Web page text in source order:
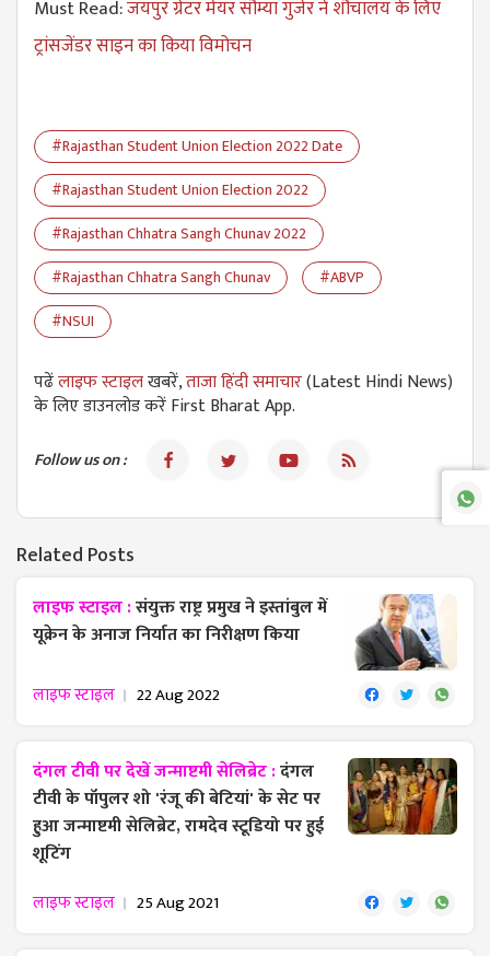
Must Read:जयपुर ग्रेटर मेयर सौम्या गुर्जर ने शौचालय के लिए
ट्रांसजेंडर साइन का किया विमोचन
#Rajasthan Student Union Election 2022 Date
#Rajasthan Student Union Election 2022
#Rajasthan Chhatra Sangh Chunav 2022
#Rajasthan Chhatra Sangh Chunav
#ABVP
#NSUI
पढेंलाइफ स्टाइलखबरें,ताजा हिंदी समाचार(Latest Hindi News)
के लिए डाउनलोड करें First Bharat App.
Follow us on :
Related Posts
लाइफ स्टाइल :संयुक्त राष्ट्र प्रमुख ने इस्तांबुल में
यूक्रेन के अनाज निर्यात का निरीक्षण किया
लाइफ स्टाइल 22 Aug 2022
दंगल टीवी पर देखें जन्माष्टमी सेलिब्रेट :दंगल
टीवी के पॉपुलर शो 'रंजू की बेटियां' के सेट पर
हुआ जन्माष्टमी सेलिब्रेट, रामदेव स्टूडियो पर हुई
शूटिंग
लाइफ स्टाइल 25 Aug 2021